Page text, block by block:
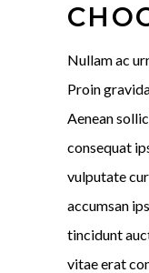
Nullam ac
Proin
Aenean
consequat
vulputate
accumsan
tincidunt
vitae erat